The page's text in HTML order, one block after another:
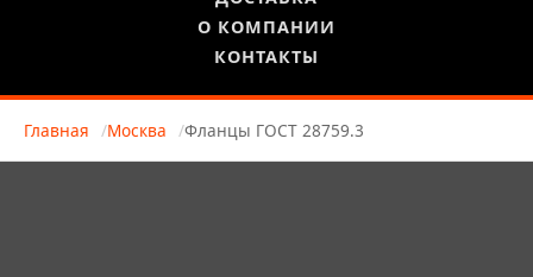
О КОМПАНИИ
КОНТАКТЫ
Главная Москва Фланцы ГОСТ 28759.3